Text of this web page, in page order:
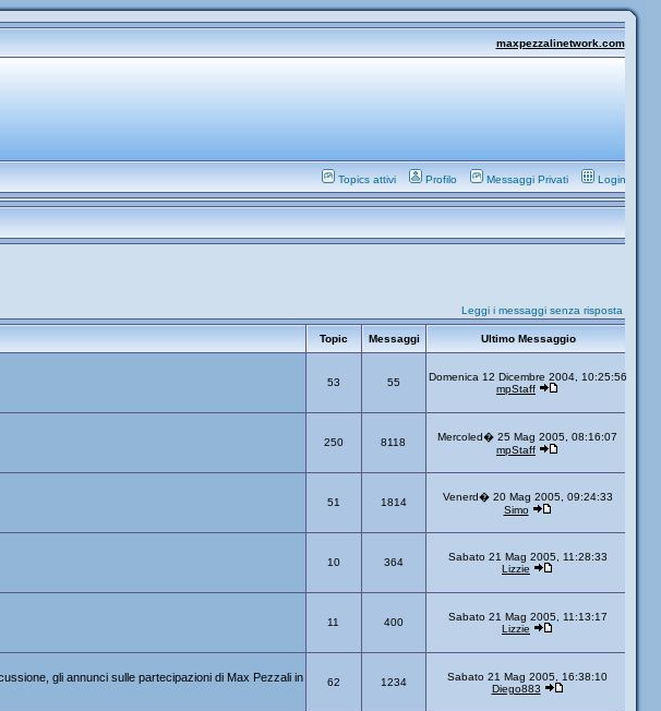
maxpezzalinetwork.com
Topics attivi Profilo Messaggi Privati Login
Leggi i messaggi senza risposta
Topic Messaggi Ultimo Messaggio
53 55
Domenica 12 Dicembre 2004, 10:25:56
mpStaff
250 8118
Mercoled� 25 Mag 2005, 08:16:07
mpStaff
51 1814
Venerd� 20 Mag 2005, 09:24:33
Simo
10 364
Sabato 21 Mag 2005, 11:28:33
Lizzie
11 400
Sabato 21 Mag 2005, 11:13:17
Lizzie
gli annunci sulle partecipazioni di Max Pezzali in
62 1234
Sabato 21 Mag 2005, 16:38:10
Diego883